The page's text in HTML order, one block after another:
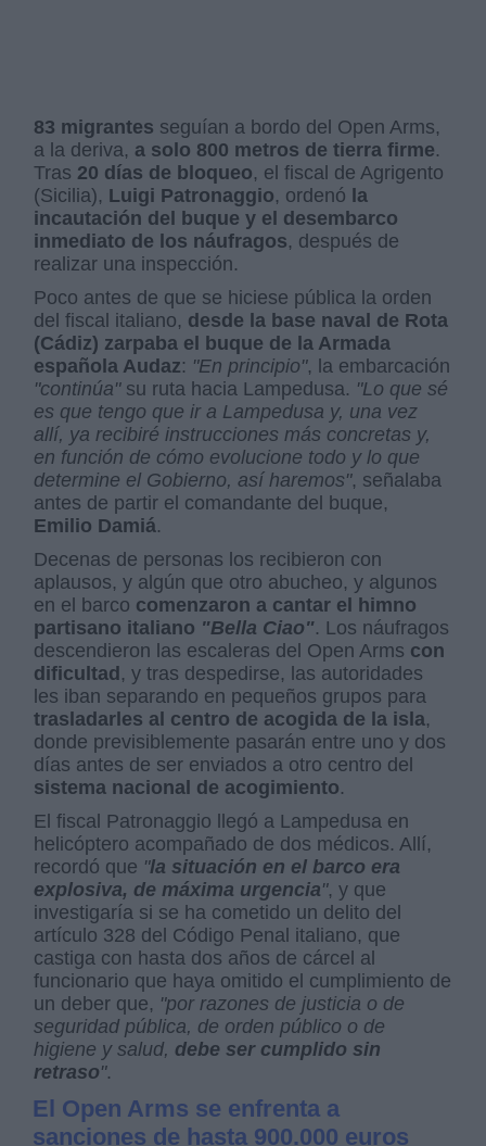
83 migrantes seguían a bordo del Open Arms,
a la deriva, a solo 800 metros de tierra firme.
Tras 20 días de bloqueo, el fiscal de Agrigento
(Sicilia), Luigi Patronaggio, ordenó la
incautación del buque y el desembarco
inmediato de los náufragos, después de
realizar una inspección.
Poco antes de que se hiciese pública la orden
del fiscal italiano, desde la base naval de Rota
(Cádiz) zarpaba el buque de la Armada
española Audaz: "En principio", la embarcación
"continúa"su ruta hacia Lampedusa. "Lo que sé
es que tengo que ir a Lampedusa y, una vez
allí, ya recibiré instrucciones más concretas y,
en función de cómo evolucione todo y lo que
determine el Gobierno, así haremos", señalaba
antes de partir el comandante del buque,
Emilio Damiá.
Decenas de personas los recibieron con
aplausos, y algún que otro abucheo, y algunos
en el barco comenzaron a cantar el himno
partisano italiano "Bella Ciao". Los náufragos
descendieron las escaleras del Open Arms con
dificultad, y tras despedirse, las autoridades
les iban separando en pequeños grupos para
trasladarles al centro de acogida de la isla,
donde previsiblemente pasarán entre uno y dos
días antes de ser enviados a otro centro del
sistema nacional de acogimiento.
El fiscal Patronaggio llegó a Lampedusa en
helicóptero acompañado de dos médicos. Allí,
recordó que "la situación en el barco era
explosiva, de máxima urgencia", y que
investigaría si se ha cometido un delito del
artículo 328 del Código Penal italiano, que
castiga con hasta dos años de cárcel al
funcionario que haya omitido el cumplimiento de
un deber que, "por razones de justicia o de
seguridad pública, de orden público o de
higiene y salud, debe ser cumplido sin
retraso".
El Open Arms se enfrenta a
sanciones de hasta 900.000 euros